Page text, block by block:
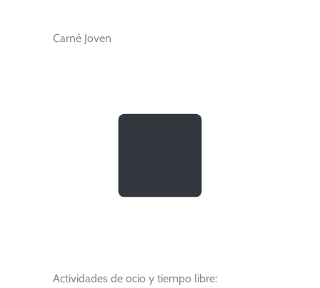
Carné Joven
Actividades de ocio y tiempo libre: